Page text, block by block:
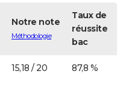
Notre note
Méthodologie
Taux de
réussite
bac
15,18 / 20 87,8 %